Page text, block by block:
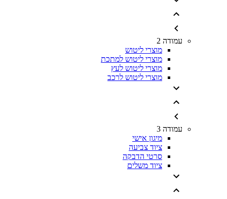
עמודה 2
מוצרי ליטוש
מוצרי ליטוש למתכת
מוצרי ליטוש לעץ
מוצרי ליטוש לרכב
עמודה 3
מיגון אישי
ציוד צביעה
סרטי הדבקה
ציוד משלים